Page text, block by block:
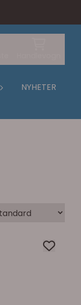
NYHETER